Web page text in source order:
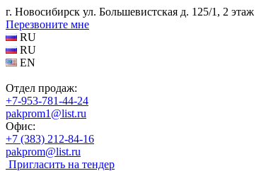
г. Новосибирск ул. Большевистская д. 125/1, 2 этаж
Перезвоните мне
RU
RU
EN
Отдел продаж:
+7-953-781-44-24
pakprom1@list.ru
Офис:
+7 (383) 212-84-16
pakprom@list.ru
Пригласить на тендер